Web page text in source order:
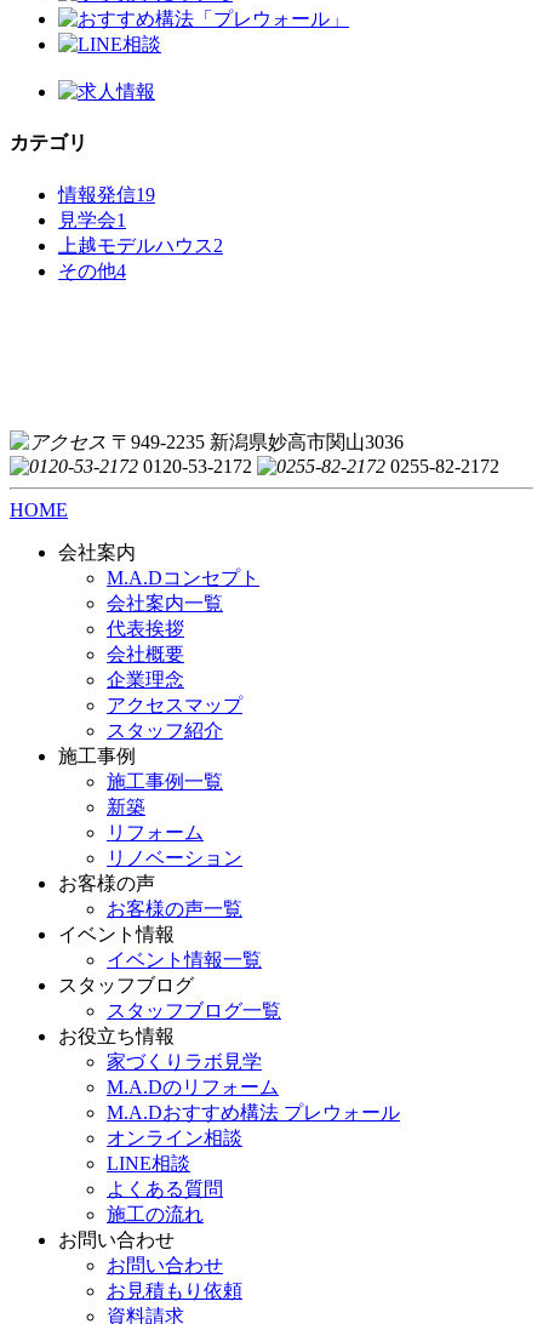
カテゴリ
情報発信19
見学会1
上越モデルハウス2
その他4
〒949-2235 新潟県妙高市関山3036
0120-53-2172
0255-82-2172
HOME
会社案内
M.A.Dコンセプト
会社案内一覧
代表挨拶
会社概要
企業理念
アクセスマップ
スタッフ紹介
施工事例
施工事例一覧
新築
リフォーム
リノベーション
お客様の声
お客様の声一覧
イベント情報
イベント情報一覧
スタッフブログ
スタッフブログ一覧
お役立ち情報
家づくりラボ見学
M.A.Dのリフォーム
M.A.Dおすすめ構法 プレウォール
オンライン相談
LINE相談
よくある質問
施工の流れ
お問い合わせ
お問い合わせ
お見積もり依頼
資料請求